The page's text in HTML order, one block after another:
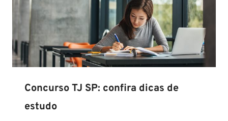
Concurso TJ SP: confira dicas de
estudo